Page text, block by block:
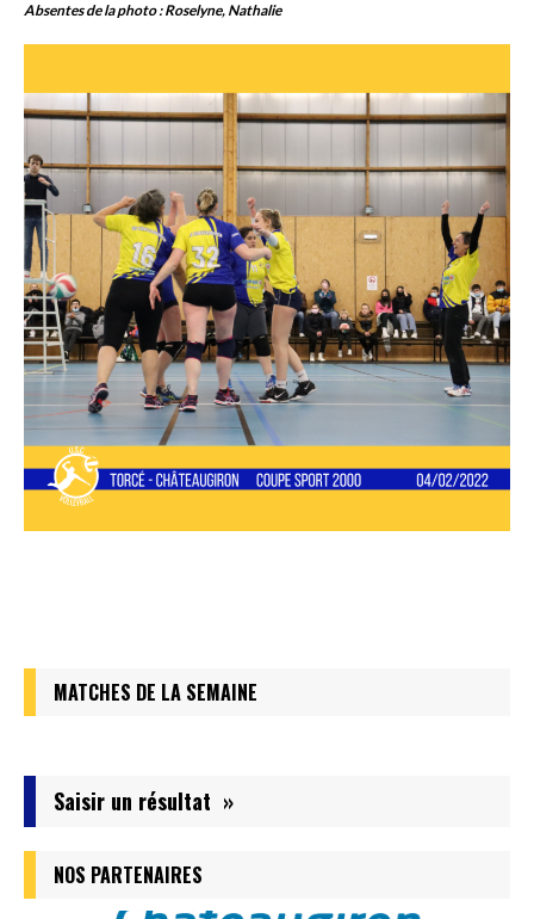
Absentes de la photo :Roselyne, Nathalie
MATCHES DE LA SEMAINE
Saisir un résultat »
NOS PARTENAIRES